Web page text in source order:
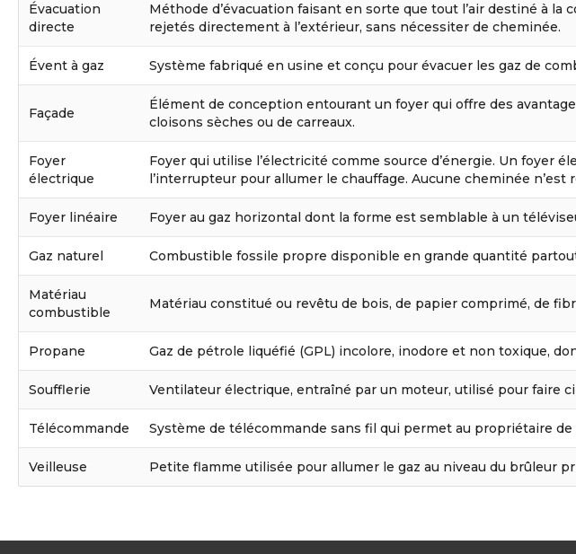
Évacuation
directe
Méthode d’évacuation faisant en sorte que tout l’air destiné à
rejetés directement à l’extérieur, sans nécessiter de cheminée.
Évent à gaz Système fabriqué en usine et conçu pour évacuer les gaz de
Façade
Élément de conception entourant un foyer qui offre des
cloisons sèches ou de carreaux.
Foyer
électrique
Foyer qui utilise l’électricité comme source d’énergie. Un foyer
l’interrupteur pour allumer le chauffage. Aucune cheminée n’est
Foyer linéaire Foyer au gaz horizontal dont la forme est semblable à un
Gaz naturel Combustible fossile propre disponible en grande quantité
Matériau
combustible
Matériau constitué ou revêtu de bois, de papier comprimé, de
Propane Gaz de pétrole liquéfié (GPL) incolore, inodore et non toxique,
Soufflerie Ventilateur électrique, entraîné par un moteur, utilisé pour faire
Télécommande Système de télécommande sans fil qui permet au propriétaire
Veilleuse Petite flamme utilisée pour allumer le gaz au niveau du brûleur